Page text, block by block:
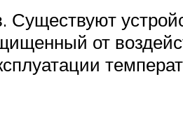
Существуют
от